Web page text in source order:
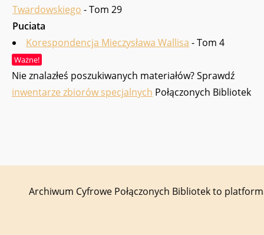
Twardowskiego - Tom 29
Puciata
Korespondencja Mieczysława Wallisa - Tom 4
Ważne!
Nie znalazłeś poszukiwanych materiałów? Sprawdź
inwentarze zbiorów specjalnych Połączonych Bibliotek
Archiwum Cyfrowe Połączonych Bibliotek to